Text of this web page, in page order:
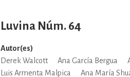
Luvina Núm. 64
Autor(es)
Derek Walcott
Ana García Bergua
Luis Armenta Malpica
Ana María